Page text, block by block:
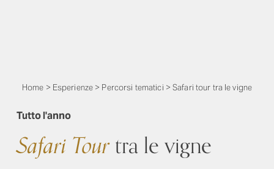
Home > Esperienze > Percorsi tematici >Safari tour tra le vigne
Tutto l'anno
Safari Tourtra le vigne